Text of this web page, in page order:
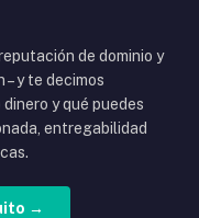
de dominio y
y te decimos
y qué puedes
entregabilidad
→